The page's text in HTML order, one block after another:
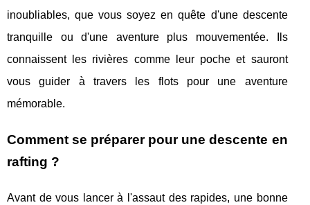
inoubliables, que vous soyez en quête d'une descente
tranquille ou d'une aventure plus mouvementée. Ils
connaissent les rivières comme leur poche et sauront
vous guider à travers les flots pour une aventure
mémorable.
Comment se préparer pour une descente en
rafting ?
Avant de vous lancer à l'assaut des rapides, une bonne